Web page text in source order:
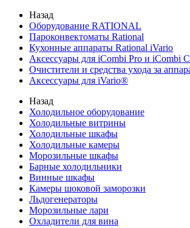
Назад
Оборудование RATIONAL
Пароконвектоматы Rational
Кухонные аппараты Rational iVario
Аксессуары для iCombi Pro и iCombi
Очистители и средства ухода за
Аксессуары для iVario®
Назад
Холодильное оборудование
Холодильные витрины
Холодильные шкафы
Холодильные камеры
Морозильные шкафы
Барные холодильники
Винные шкафы
Камеры шоковой заморозки
Льдогенераторы
Морозильные лари
Охладители для вина